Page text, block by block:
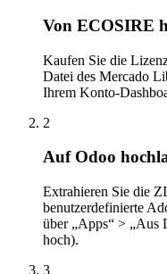
Von ECOSIRE
Kaufen Sie die
Datei des Mercado
Ihrem Konto-
2
Auf Odoo
Extrahieren Sie die
benutzerdefinierte
über „Apps“ > „Aus
hoch).
3